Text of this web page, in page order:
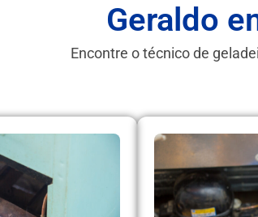
Geraldo
Encontre o técnico de